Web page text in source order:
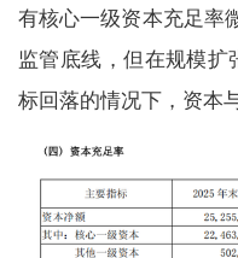
有核心一级资本充足率
监管底线，但在规模
标回落的情况下，资本